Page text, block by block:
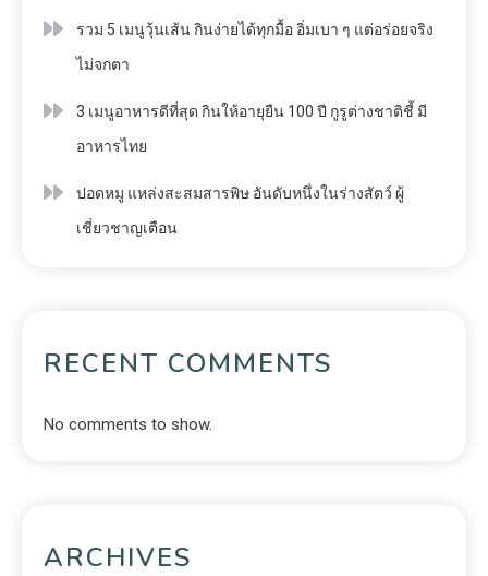
รวม 5 เมนูวุ้นเส้น กินง่ายได้ทุกมื้อ อิ่มเบา ๆ แต่อร่อยจริง
ไม่จกตา
3 เมนูอาหารดีที่สุด กินให้อายุยืน 100 ปี กูรูต่างชาติชี้ มี
อาหารไทย
ปอดหมู แหล่งสะสมสารพิษ อันดับหนึ่งในร่างสัตว์ ผู้
เชี่ยวชาญเตือน
RECENT COMMENTS
No comments to show.
ARCHIVES